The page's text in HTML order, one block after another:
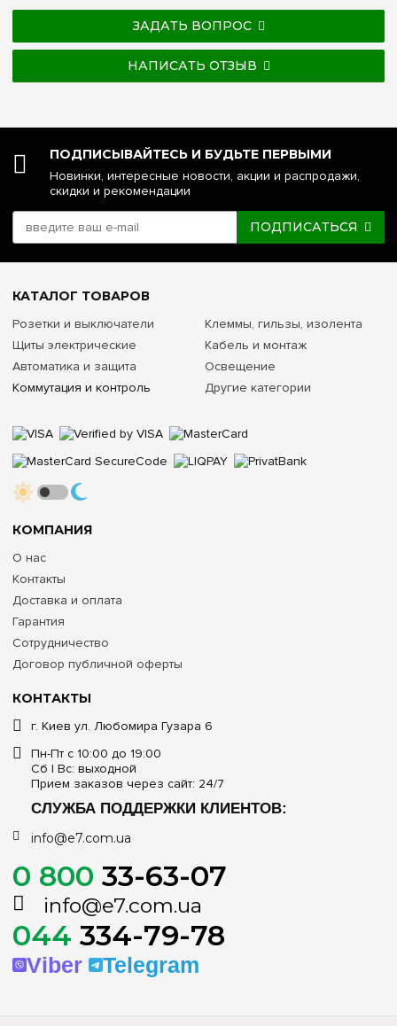
ЗАДАТЬ ВОПРОС
НАПИСАТЬ ОТЗЫВ
ПОДПИСЫВАЙТЕСЬ И БУДЬТЕ ПЕРВЫМИ
Новинки, интересные новости, акции и распродажи,
скидки и рекомендации
ПОДПИСАТЬСЯ
КОНТАКТЫ
г. Киев ул. Любомира Гузара 6
Пн-Пт с 10:00 до 19:00
Сб | Вс: выходной
Прием заказов через сайт: 24/7
СЛУЖБА ПОДДЕРЖКИ КЛИЕНТОВ:
info@e7.com.ua
0 800 33-63-07
info@e7.com.ua
044 334-79-78
Viber Telegram
КОМПАНИЯ
О нас
Контакты
Доставка и оплата
Гарантия
Сотрудничество
Договор публичной оферты
КАТАЛОГ ТОВАРОВ
Розетки и выключатели
Щиты электрические
Автоматика и защита
Коммутация и контроль
Клеммы, гильзы, изолента
Кабель и монтаж
Освещение
Другие категории